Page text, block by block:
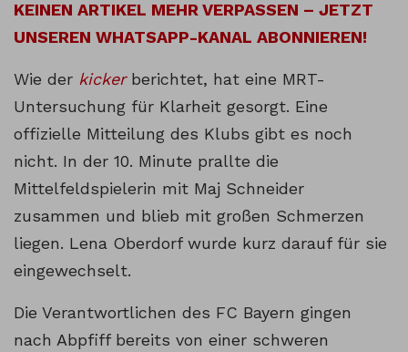
KEINEN ARTIKEL MEHR VERPASSEN – JETZT
UNSEREN WHATSAPP-KANAL ABONNIEREN!
Wie der kickerberichtet, hat eine MRT-
Untersuchung für Klarheit gesorgt. Eine
offizielle Mitteilung des Klubs gibt es noch
nicht. In der 10. Minute prallte die
Mittelfeldspielerin mit Maj Schneider
zusammen und blieb mit großen Schmerzen
liegen. Lena Oberdorf wurde kurz darauf für sie
eingewechselt.
Die Verantwortlichen des FC Bayern gingen
nach Abpfiff bereits von einer schweren